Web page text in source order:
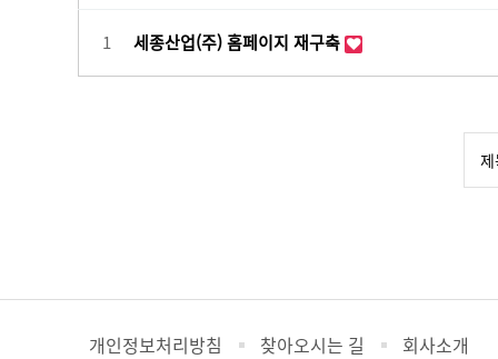
1 세종산업(주) 홈페이지 재구축
개인정보처리방침 찾아오시는 길 회사소개